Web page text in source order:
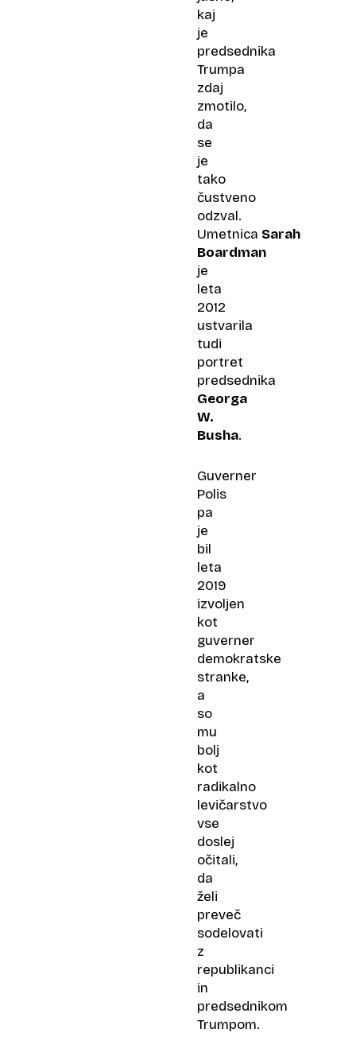
kaj
je
predsednika
Trumpa
zdaj
zmotilo,
da
se
je
tako
čustveno
odzval.
Umetnica Sarah
Boardman
je
leta
2012
ustvarila
tudi
portret
predsednika
Georga
W.
Busha.
Guverner
Polis
pa
je
bil
leta
2019
izvoljen
kot
guverner
demokratske
stranke,
a
so
mu
bolj
kot
radikalno
levičarstvo
vse
doslej
očitali,
da
želi
preveč
sodelovati
z
republikanci
in
predsednikom
Trumpom.